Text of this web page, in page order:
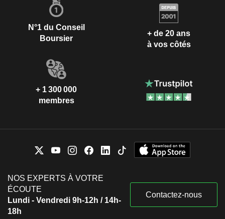
N°1 du Conseil
Boursier
+ de 20 ans
à vos côtés
+ 1 300 000
membres
NOS EXPERTS À VOTRE
ÉCOUTE
Lundi - Vendredi 9h-12h / 14h-
18h
Contactez-nous